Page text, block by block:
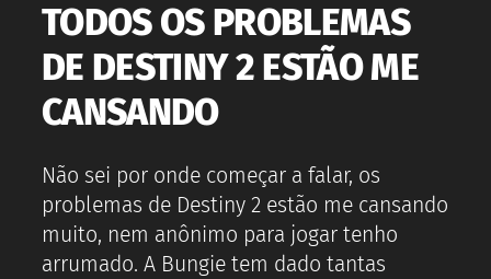
TODOS OS PROBLEMAS
DE DESTINY 2 ESTÃO ME
CANSANDO
Não sei por onde começar a falar, os
problemas de Destiny 2 estão me cansando
muito, nem anônimo para jogar tenho
arrumado. A Bungie tem dado tantas